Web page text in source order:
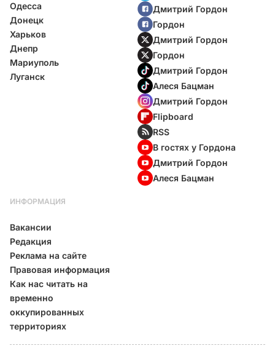
Одесса
Донецк
Харьков
Днепр
Мариуполь
Луганск
Дмитрий Гордон
Гордон
Дмитрий Гордон
Гордон
Дмитрий Гордон
Алеся Бацман
Дмитрий Гордон
Flipboard
RSS
В гостях у Гордона
Дмитрий Гордон
Алеся Бацман
ИНФОРМАЦИЯ
Вакансии
Редакция
Реклама на сайте
Правовая информация
Как нас читать на
временно
оккупированных
территориях